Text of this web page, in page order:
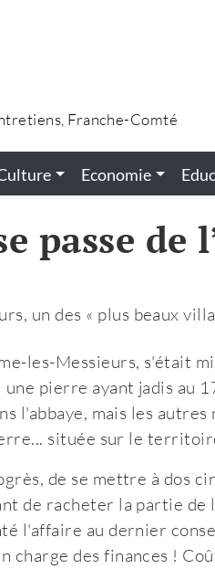
Franche-Comté
Economie
passe de
un des « plus beaux
les-Messieurs, s'était
pierre ayant jadis au
l'abbaye, mais les
située sur le
de se mettre à dos
de racheter la partie de
l'affaire au dernier
charge des finances !